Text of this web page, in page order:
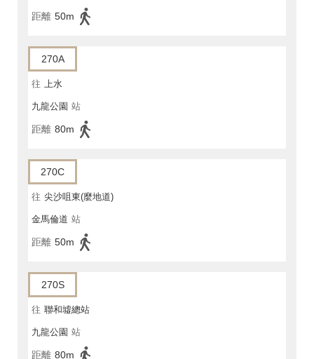
距離 50m
270A
往 上水
九龍公園 站
距離 80m
270C
往 尖沙咀東(麼地道)
金馬倫道 站
距離 50m
270S
往 聯和墟總站
九龍公園 站
距離 80m